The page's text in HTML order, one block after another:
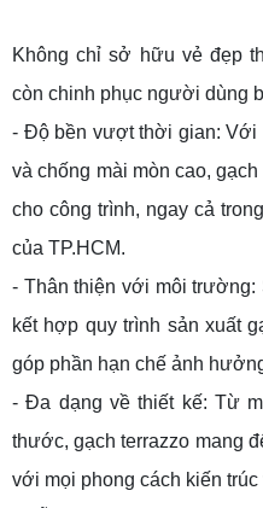
Không chỉ sở hữu vẻ đẹp
còn chinh phục người dùng
- Độ bền vượt thời gian: Với
và chống mài mòn cao,
cho công trình, ngay cả
của TP.HCM.
- Thân thiện với môi
kết hợp quy trình sản xuất
góp phần hạn chế ảnh
- Đa dạng về thiết kế: Từ
thước, gạch terrazzo mang
với mọi phong cách kiến